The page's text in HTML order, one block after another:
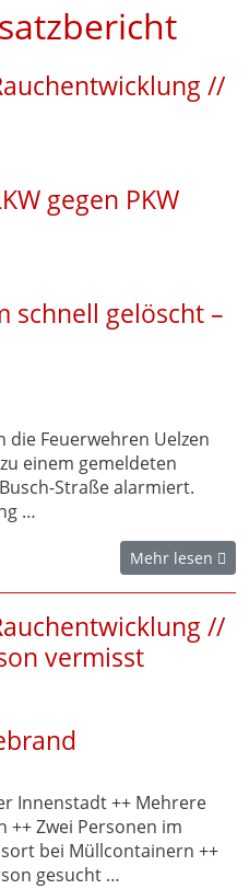
//
gegen PKW
schnell gelöscht –
die Feuerwehren Uelzen
einem gemeldeten
Straße alarmiert.
…
Mehr lesen
//
vermisst
Innenstadt ++ Mehrere
Zwei Personen im
bei Müllcontainern ++
gesucht …